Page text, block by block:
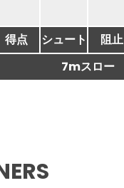
得点 シュート 阻止
7mスロー